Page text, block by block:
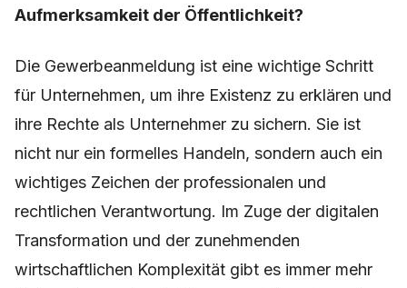
Aufmerksamkeit der Öffentlichkeit?
Die Gewerbeanmeldung ist eine wichtige Schritt
für Unternehmen, um ihre Existenz zu erklären und
ihre Rechte als Unternehmer zu sichern. Sie ist
nicht nur ein formelles Handeln, sondern auch ein
wichtiges Zeichen der professionalen und
rechtlichen Verantwortung. Im Zuge der digitalen
Transformation und der zunehmenden
wirtschaftlichen Komplexität gibt es immer mehr